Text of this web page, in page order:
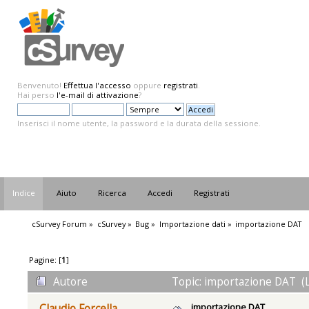
Benvenuto! Effettua l'accesso oppure registrati.
Hai perso l'e-mail di attivazione?
Inserisci il nome utente, la password e la durata della sessione.
Indice Aiuto Ricerca Accedi Registrati
cSurvey Forum » cSurvey» Bug » Importazione dati » importazione DAT
Pagine: [1]
Autore
Topic: importazione DAT